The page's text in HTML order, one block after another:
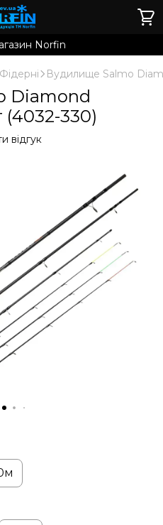
Norfin
Фідерні Вудилище Salmo
Diamond
(4032-330)
відгук